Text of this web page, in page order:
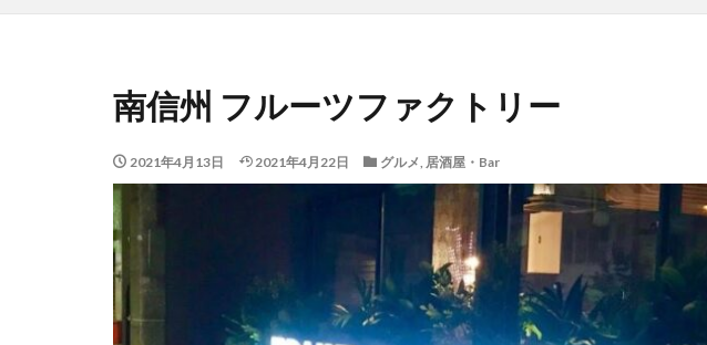
南信州 フルーツファクトリー
2021年4月13日 2021年4月22日 グルメ, 居酒屋・Bar